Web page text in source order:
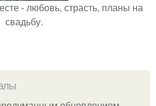
- любовь, страсть, планы на
свадьбу.